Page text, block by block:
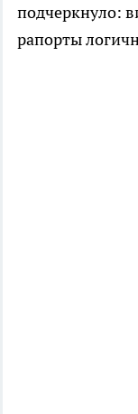
подчеркнуло:
рапорты